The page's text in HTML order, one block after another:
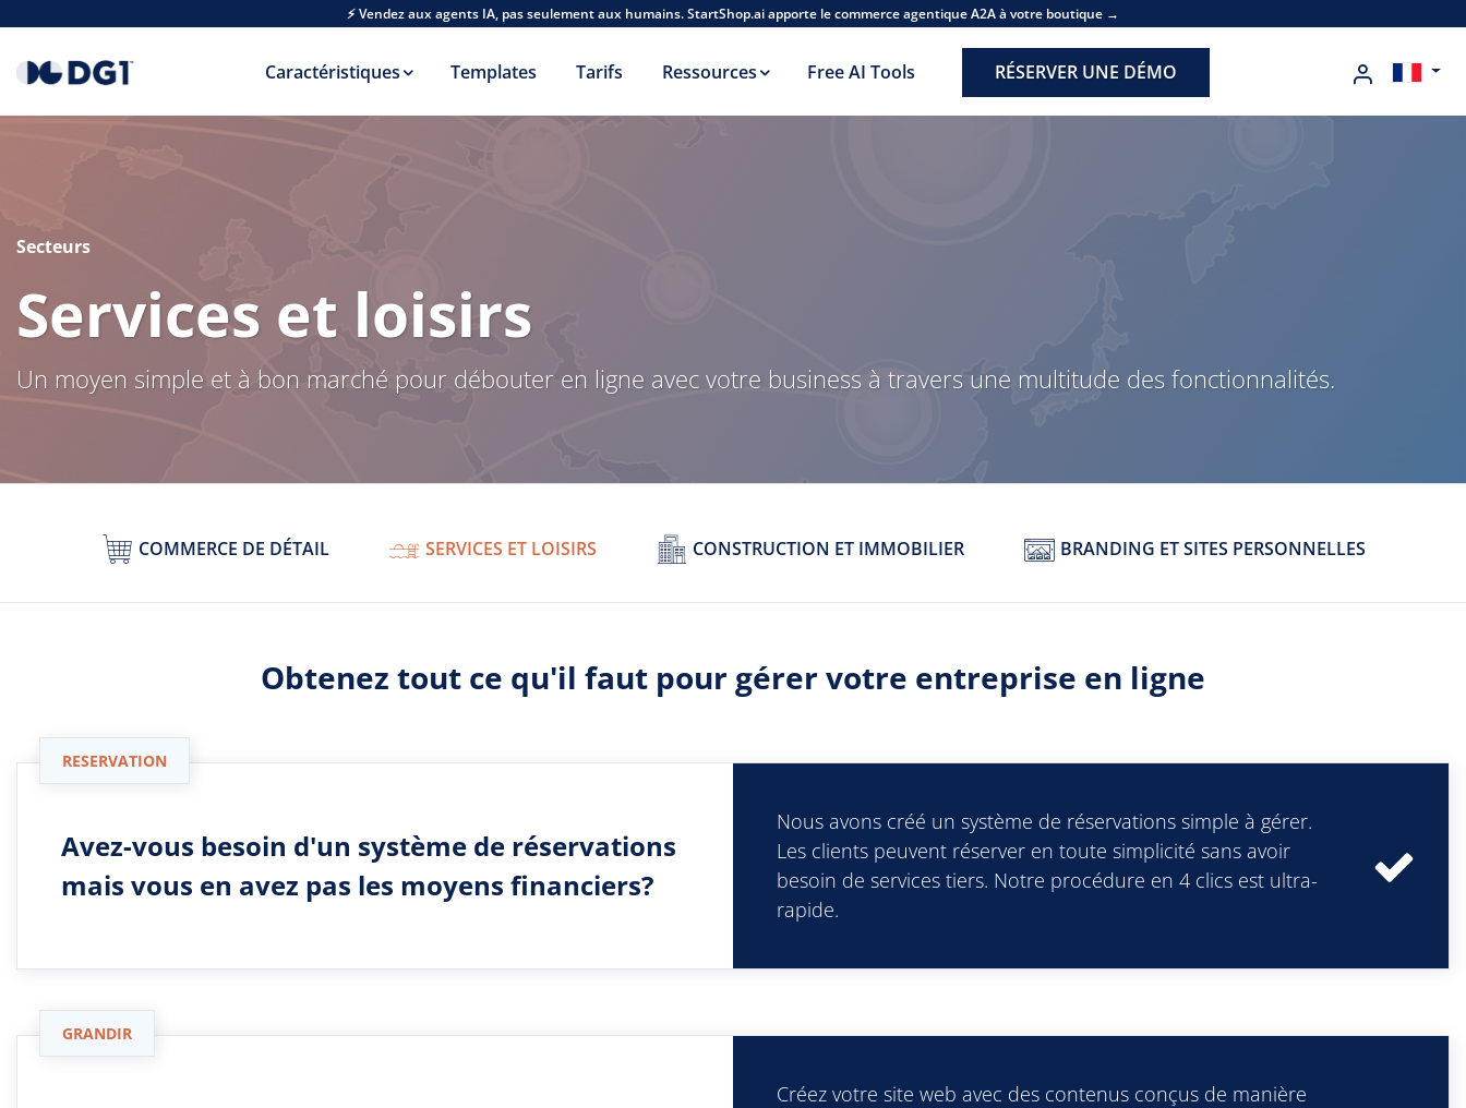
⚡ Vendez aux agents IA, pas seulement aux humains. StartShop.ai apporte le commerce agentique A2A à votre boutique →
Caractéristiques Templates Tarifs Ressources Free AI Tools RÉSERVER UNE DÉMO
Secteurs
Services et loisirs
Un moyen simple et à bon marché pour débouter en ligne avec votre business à travers une multitude des fonctionnalités.
COMMERCE DE DÉTAIL SERVICES ET LOISIRS CONSTRUCTION ET IMMOBILIER BRANDING ET SITES PERSONNELLES
Obtenez tout ce qu'il faut pour gérer votre entreprise en ligne
Avez-vous besoin d'un système de réservations
mais vous en avez pas les moyens financiers?
Nous avons créé un système de réservations simple à gérer.
Les clients peuvent réserver en toute simplicité sans avoir
besoin de services tiers. Notre procédure en 4 clics est ultra-
rapide.
RESERVATION
Créez votre site web avec des contenus conçus de manière
GRANDIR